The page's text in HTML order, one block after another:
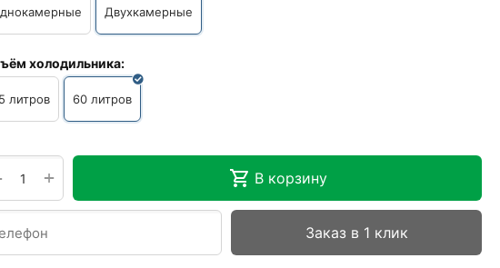
Двухкамерные
холодильника:
литров 60 литров
+ В корзину
Заказ в 1 клик